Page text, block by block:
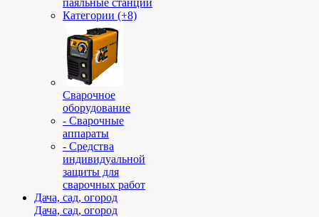
паяльные станции
Категории (+8)
Сварочное
оборудование
- Сварочные
аппараты
- Средства
индивидуальной
защиты для
сварочных работ
Дача, сад, огород
Дача, сад, огород